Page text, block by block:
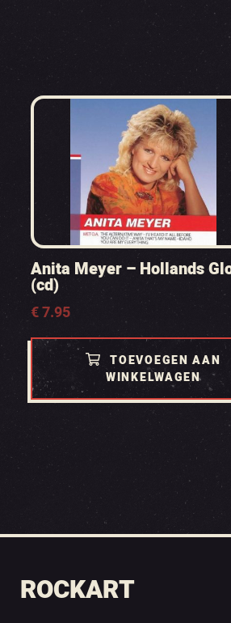
Anita Meyer – Hollands
(cd)
€7.95
TOEVOEGEN AAN
WINKELWAGEN
ROCKART